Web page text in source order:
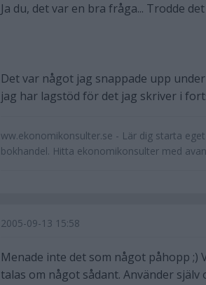
Ja du, det var en bra fråga... Trodde
Det var något jag snappade upp
jag har lagstöd för det jag skriver i
ww.ekonomikonsulter.se - Lär dig starta
bokhandel. Hitta ekonomikonsulter med
2005-09-13 15:58
Menade inte det som något påhopp
talas om något sådant. Använder